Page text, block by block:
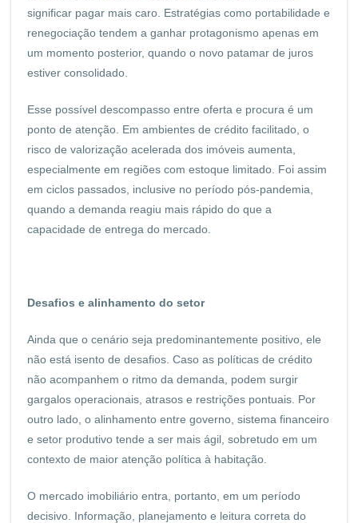
significar pagar mais caro. Estratégias como portabilidade e
renegociação tendem a ganhar protagonismo apenas em
um momento posterior, quando o novo patamar de juros
estiver consolidado.
Esse possível descompasso entre oferta e procura é um
ponto de atenção. Em ambientes de crédito facilitado, o
risco de valorização acelerada dos imóveis aumenta,
especialmente em regiões com estoque limitado. Foi assim
em ciclos passados, inclusive no período pós-pandemia,
quando a demanda reagiu mais rápido do que a
capacidade de entrega do mercado.
Desafios e alinhamento do setor
Ainda que o cenário seja predominantemente positivo, ele
não está isento de desafios. Caso as políticas de crédito
não acompanhem o ritmo da demanda, podem surgir
gargalos operacionais, atrasos e restrições pontuais. Por
outro lado, o alinhamento entre governo, sistema financeiro
e setor produtivo tende a ser mais ágil, sobretudo em um
contexto de maior atenção política à habitação.
O mercado imobiliário entra, portanto, em um período
decisivo. Informação, planejamento e leitura correta do